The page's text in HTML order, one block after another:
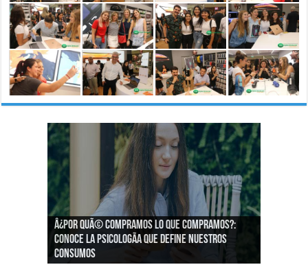
Â¿CÃ³mo podemos asegurar un espacio de
igualdad en el trabajo?
Â¿Por quÃ© compramos lo que compramos?:
Conoce la psicologÃ­a que define nuestros
consumos